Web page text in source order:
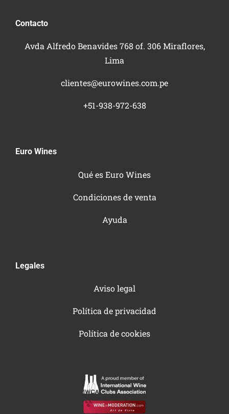
Contacto
Avda Alfredo Benavides 768 of. 306 Miraflores,
Lima
clientes@eurowines.com.pe
+51-938-972-638
Euro Wines
Qué es Euro Wines
Condiciones de venta
Ayuda
Legales
Aviso legal
Política de privacidad
Política de cookies